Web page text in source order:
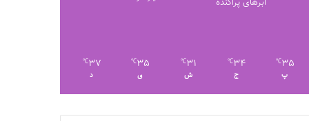
ابرهای پراکنده
35
℃
پ
34
℃
ج
31
℃
ش
35
℃
ی
37
℃
د